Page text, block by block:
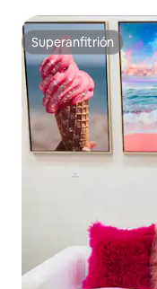
Superanfitrión
Superanfitrión